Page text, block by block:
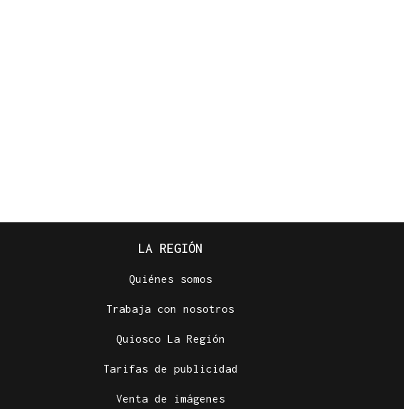
LA REGIÓN
Quiénes somos
Trabaja con nosotros
Quiosco La Región
Tarifas de publicidad
Venta de imágenes